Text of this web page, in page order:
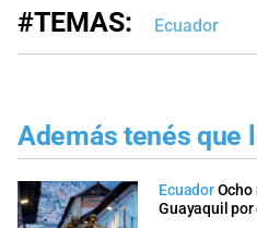
#TEMAS: Ecuador
Además tenés que
Ecuador
Guayaquil